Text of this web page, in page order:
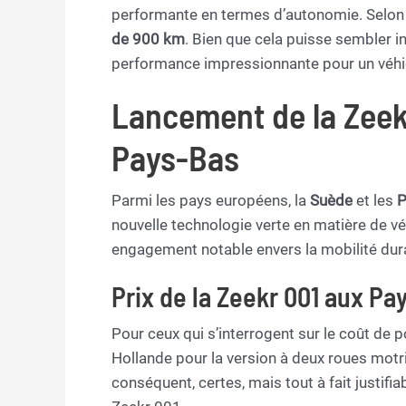
performante en termes d’autonomie.
de 900 km. Bien que cela puisse sembler
performance impressionnante pour un
Lancement de la
Pays-Bas
Parmi les pays européens, la Suède et les
nouvelle technologie verte en matière de
engagement notable envers la mobilité
Prix de la Zeekr 001 aux
Pour ceux qui s’interrogent sur le coût de
Hollande pour la version à deux roues
conséquent, certes, mais tout à fait